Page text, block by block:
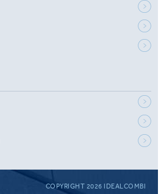
COPYRIGHT 2026 IDEALCOMBI